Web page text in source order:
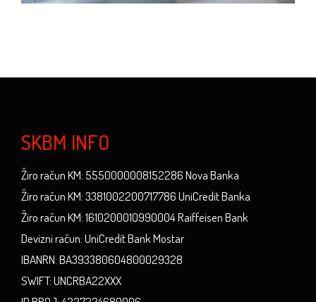
SKBM INFO
Žiro račun KM: 5550000008152286 Nova Banka
Žiro račun KM: 3381002200717786 UniCredit Banka
Žiro račun KM: 1610200010990004 Raiffeisen Bank
Devizni račun: UniCredit Bank Mostar
IBANRN: BA393380604800029328
SWIFT: UNCRBA22XXX